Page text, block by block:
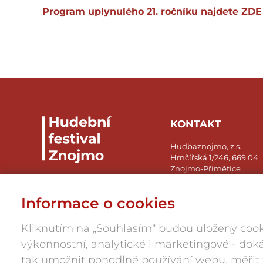
Program uplynulého 21. ročníku najdete ZDE
KONTAKT
Hudbaznojmo, z.s.
Hrnčířská 1/246, 669 04
Znojmo-Přímětice
press@hudbaznojmo.cz
Informace o cookies
Kliknutím na „Souhlasím“ budou uloženy
výkonnostní, analytické i marketingové -
tak umožnit pohodlné používání webu, měřit